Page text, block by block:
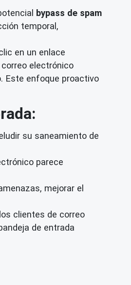
bypass de spam
temporal,
en un enlace
electrónico
Este enfoque proactivo
su saneamiento de
parece
mejorar el
clientes de correo
de entrada